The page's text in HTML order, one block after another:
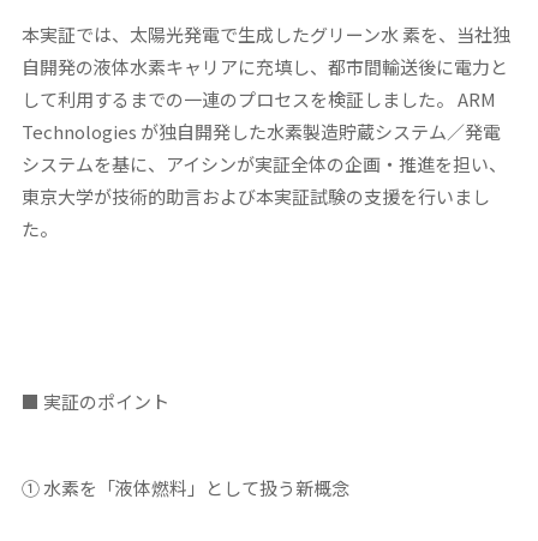
本実証では、太陽光発電で生成したグリーン水 素を、当社独
自開発の液体水素キャリアに充填し、都市間輸送後に電力と
して利用するまでの一連のプロセスを検証しました。 ARM
Technologies が独自開発した水素製造貯蔵システム／発電
システムを基に、アイシンが実証全体の企画・推進を担い、
東京大学が技術的助言および本実証試験の支援を行いまし
た。
■ 実証のポイント
①水素を「液体燃料」として扱う新概念